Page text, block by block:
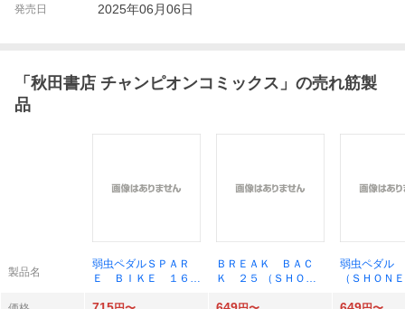
発売日 2025年06月06日
「 秋田書店 チャンピオンコミックス 」の売れ筋製
品
製品名
弱虫ペダルＳＰＡＲ
Ｅ ＢＩＫＥ １６
ＢＲＥＡＫ ＢＡＣ
Ｋ ２５ （ＳＨＯＮ
弱虫ペダル
（ＳＨＯＮ